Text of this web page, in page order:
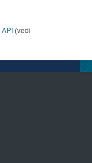
API (vedi